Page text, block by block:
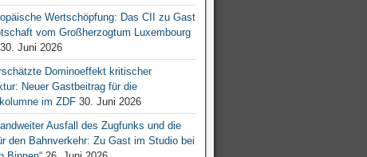
Wertschöpfung: Das CII zu Gast
vom Großherzogtum Luxembourg
30. Juni 2026
Dominoeffekt kritischer
Neuer Gastbeitrag für die
im ZDF 30. Juni 2026
Ausfall des Zugfunks und die
den Bahnverkehr: Zu Gast im Studio bei